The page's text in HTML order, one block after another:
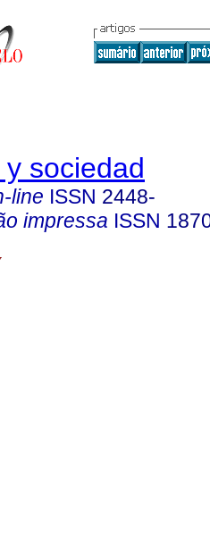
sociedad
line ISSN 2448-
impressa ISSN